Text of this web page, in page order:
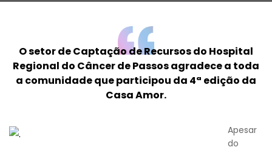
O setor de Captação de Recursos do Hospital
Regional do Câncer de Passos agradece a toda
a comunidade que participou da 4ª edição da
Casa Amor.
Apesar
do